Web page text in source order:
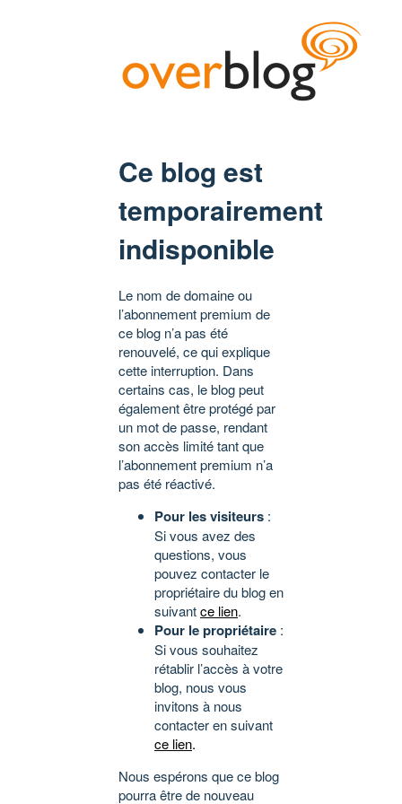
Ce blog est
temporairement
indisponible
Le nom de domaine ou
l’abonnement premium de
ce blog n’a pas été
renouvelé, ce qui explique
cette interruption. Dans
certains cas, le blog peut
également être protégé par
un mot de passe, rendant
son accès limité tant que
l’abonnement premium n’a
pas été réactivé.
Pour les visiteurs :
Si vous avez des
questions, vous
pouvez contacter le
propriétaire du blog en
suivantce lien.
Pour le propriétaire :
Si vous souhaitez
rétablir l’accès à votre
blog, nous vous
invitons à nous
contacter en suivant
ce lien.
Nous espérons que ce blog
pourra être de nouveau